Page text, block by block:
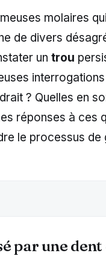
molaires
de divers
un trou
? Quelles en
réponses à ces
le processus de
par une dent